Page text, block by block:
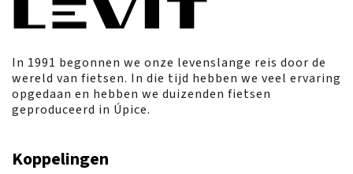
In 1991 begonnen we onze levenslange reis door de
wereld van fietsen. In die tijd hebben we veel ervaring
opgedaan en hebben we duizenden fietsen
geproduceerd in Úpice.
Koppelingen